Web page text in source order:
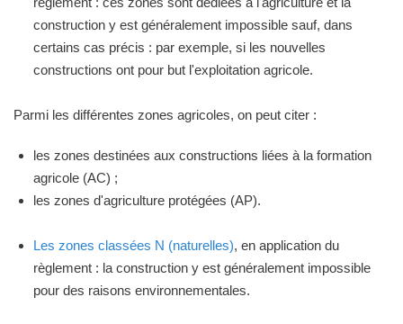
construction y est généralement impossible sauf, dans
certains cas précis : par exemple, si les nouvelles
constructions ont pour but l'exploitation agricole.
Parmi les différentes zones agricoles, on peut citer :
les zones destinées aux constructions liées à la formation
agricole (AC) ;
les zones d'agriculture protégées (AP).
Les zones classées N (naturelles), en application du
règlement : la construction y est généralement impossible
pour des raisons environnementales.